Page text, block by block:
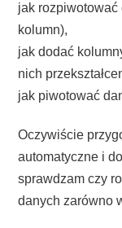
jak
kolumn),
jak dodać
nich
jak piwotować
Oczywiście
automatyczne i
sprawdzam czy
danych zarówno